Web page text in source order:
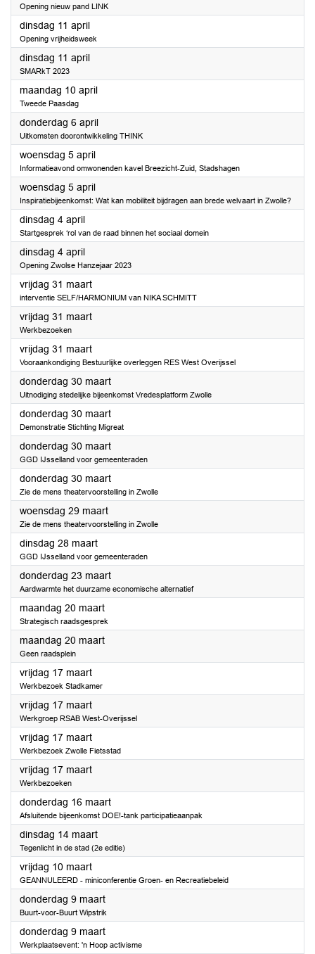
Opening nieuw pand LINK
dinsdag 11 april2023
Opening vrijheidsweek
dinsdag 11 april2023
SMARkT 2023
maandag 10 april2023
Tweede Paasdag
donderdag 6 april2023
Uitkomsten doorontwikkeling THINK
woensdag 5 april2023
Informatieavond omwonenden kavel Breezicht-Zuid, Stadshagen
woensdag 5 april2023
Inspiratiebijeenkomst: Wat kan mobiliteit bijdragen aan brede welvaart in Zwolle?
dinsdag 4 april2023
Startgesprek ‘rol van de raad binnen het sociaal domein
dinsdag 4 april2023
Opening Zwolse Hanzejaar 2023
vrijdag 31 maart2023
interventie SELF/HARMONIUM van NIKA SCHMITT
vrijdag 31 maart2023
Werkbezoeken
vrijdag 31 maart2023
Vooraankondiging Bestuurlijke overleggen RES West Overijssel
donderdag 30 maart2023
Uitnodiging stedelijke bijeenkomst Vredesplatform Zwolle
donderdag 30 maart2023
Demonstratie Stichting Migreat
donderdag 30 maart2023
GGD IJsselland voor gemeenteraden
donderdag 30 maart2023
Zie de mens theatervoorstelling in Zwolle
woensdag 29 maart2023
Zie de mens theatervoorstelling in Zwolle
dinsdag 28 maart2023
GGD IJsselland voor gemeenteraden
donderdag 23 maart2023
Aardwarmte het duurzame economische alternatief
maandag 20 maart2023
Strategisch raadsgesprek
maandag 20 maart2023
Geen raadsplein
vrijdag 17 maart2023
Werkbezoek Stadkamer
vrijdag 17 maart2023
Werkgroep RSAB West-Overijssel
vrijdag 17 maart2023
Werkbezoek Zwolle Fietsstad
vrijdag 17 maart2023
Werkbezoeken
donderdag 16 maart2023
Afsluitende bijeenkomst DOE!-tank participatieaanpak
dinsdag 14 maart2023
Tegenlicht in de stad (2e editie)
vrijdag 10 maart2023
GEANNULEERD - miniconferentie Groen- en Recreatiebeleid
donderdag 9 maart2023
Buurt-voor-Buurt Wipstrik
donderdag 9 maart2023
Werkplaatsevent: 'n Hoop activisme